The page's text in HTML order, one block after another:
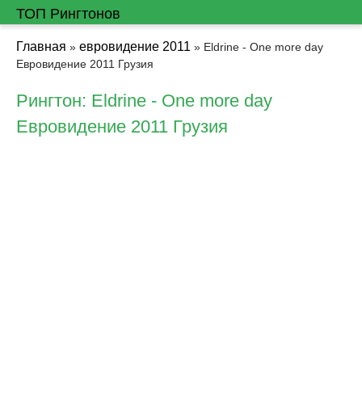
ТОП Рингтонов
Главная » евровидение 2011 » Eldrine - One more day
Евровидение 2011 Грузия
Рингтон: Eldrine - One more day
Евровидение 2011 Грузия